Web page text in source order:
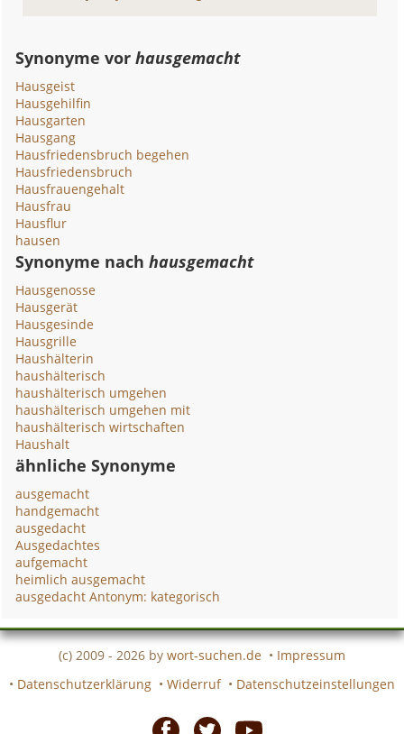
Synonyme vorhausgemacht
Hausgeist
Hausgehilfin
Hausgarten
Hausgang
Hausfriedensbruch begehen
Hausfriedensbruch
Hausfrauengehalt
Hausfrau
Hausflur
hausen
Synonyme nachhausgemacht
Hausgenosse
Hausgerät
Hausgesinde
Hausgrille
Haushälterin
haushälterisch
haushälterisch umgehen
haushälterisch umgehen mit
haushälterisch wirtschaften
Haushalt
ähnliche Synonyme
ausgemacht
handgemacht
ausgedacht
Ausgedachtes
aufgemacht
heimlich ausgemacht
ausgedacht Antonym: kategorisch
(c) 2009 - 2026 by wort-suchen.de • Impressum
• Datenschutzerklärung • Widerruf • Datenschutzeinstellungen